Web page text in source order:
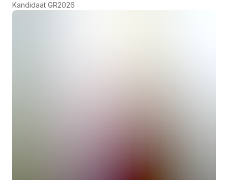
Kandidaat GR2026